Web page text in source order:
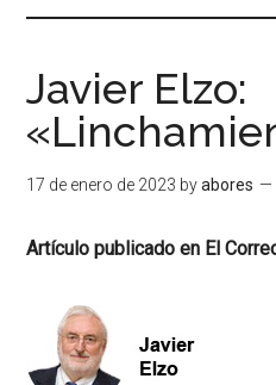
Javier Elzo:
17 de enero de 2023 byabores
Artículo publicado en El